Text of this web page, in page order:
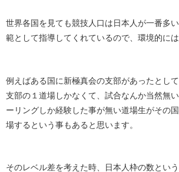
世界各国を見ても競技人口は日本人が一番多
範として指導してくれているので、環境的には
例えばある国に新極真会の支部があったとし
支部の１道場しかなくて、試合なんか当然無
ーリングしか経験した事が無い道場生がその
場するという事もあると思います。
そのレベル差を考えた時、日本人枠の数とい